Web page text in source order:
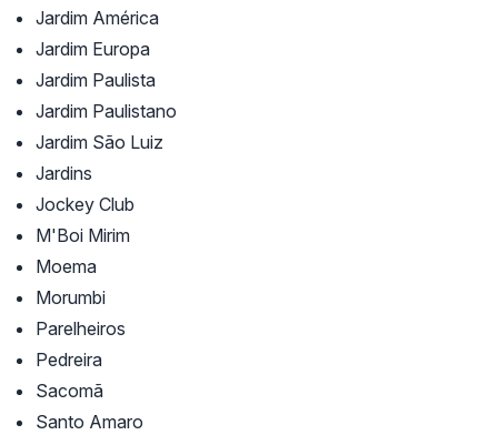
Jardim América
Jardim Europa
Jardim Paulista
Jardim Paulistano
Jardim São Luiz
Jardins
Jockey Club
M'Boi Mirim
Moema
Morumbi
Parelheiros
Pedreira
Sacomã
Santo Amaro